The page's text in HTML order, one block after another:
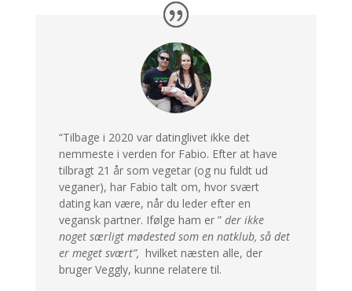
“Tilbage i 2020 var datinglivet ikke det
nemmeste i verden for Fabio. Efter at have
tilbragt 21 år som vegetar (og nu fuldt ud
veganer), har Fabio talt om, hvor svært
dating kan være, når du leder efter en
vegansk partner. Ifølge ham er ” der ikke
noget særligt mødested som en natklub, så det
er meget svært”, hvilket næsten alle, der
bruger Veggly, kunne relatere til.